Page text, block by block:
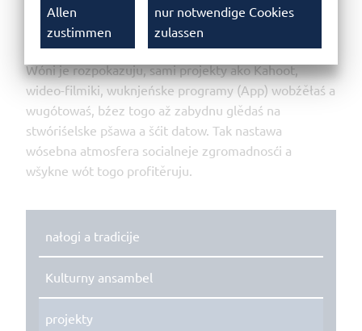
orientěrujo. To pótrjefijo wósebnje wuše lětniki. Wóni
dawaju swóju wědu wó wobchadanju z digitalnymi
źěłowymi rědami na młodšych wuknjecych dalej.
Wóni je rozpokazuju, sami projekty ako Kahoot,
wideo-filmiki, wuknjeńske programy (App) wobźěłaś a
wugótowaś, bźez togo až zabydnu glědaś na
stwóriśelske pšawa a šćit datow. Tak nastawa
wósebna atmosfera socialneje zgromadnosći a
wšykne wót togo profitěruju.
nałogi a tradicije
Kulturny ansambel
projekty
Allen
zustimmen
nur notwendige Cookies
zulassen